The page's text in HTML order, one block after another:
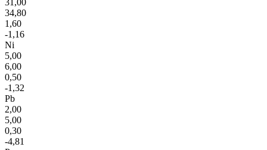
34,80
1,60
-1,16
Ni
5,00
6,00
0,50
-1,32
Pb
2,00
5,00
0,30
-4,81